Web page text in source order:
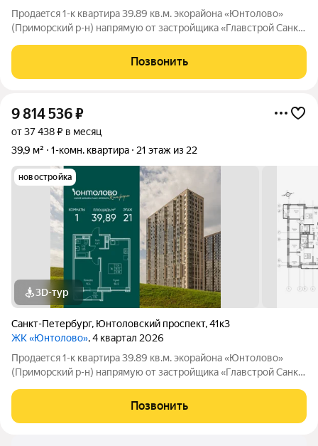
Продаeтся 1-к квартира 39.89 кв.м. экорайона «Юнтолово»
(Приморский р-н) напрямую от застройщика «Главстрой Санкт-
и спецпредложения. Стоимость квартиры в объявлении
указaнa co cкидкой. О
Позвонить
9 814 536₽
от 37 438 ₽ в месяц
39,9 м²
1-комн. квартира 21 этаж из 22
новостройка
3D-тур
Санкт-Петербург, Юнтоловский проспект,41к3
ЖК «Юнтолово», 4 квартал 2026
Продаeтся 1-к квартира 39.89 кв.м. экорайона «Юнтолово»
(Приморский р-н) напрямую от застройщика «Главстрой Санкт-
и спецпредложения. Стоимость квартиры в объявлении
указaнa co cкидкой. О
Позвонить